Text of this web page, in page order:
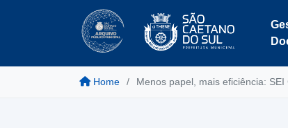
Home Menos papel, mais eficiência: